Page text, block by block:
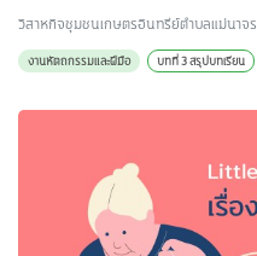
วิสาหกิจชุมชนเกษตรอินทรีย์ตำบลแม่นาจร
งานหัตถกรรมและฝีมือ บทที่ 3 สรุปบทเรียน